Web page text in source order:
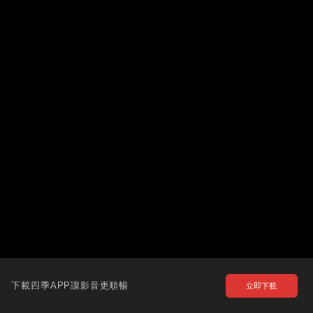
下載四季APP讓影音更順暢 立即下載